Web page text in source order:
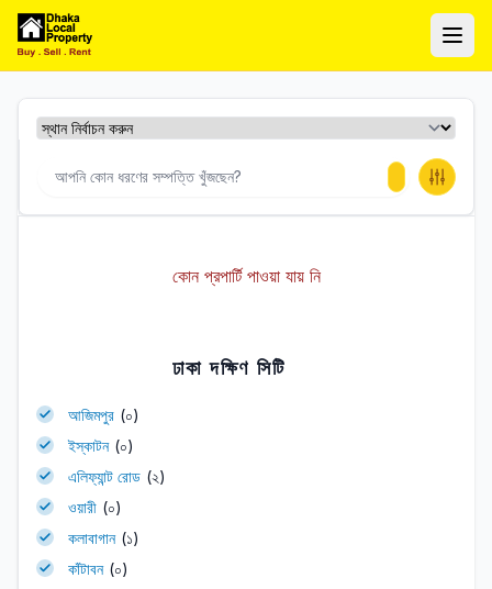
ঢাকা লোকাল প্রপার্টি
কোন প্রপার্টি পাওয়া যায় নি
ঢাকা দক্ষিণ সিটি
আজিমপুর (০)
ইস্কাটন (০)
এলিফ্যান্ট রোড (২)
ওয়ারী (০)
কলাবাগান (১)
কাঁটাবন (০)